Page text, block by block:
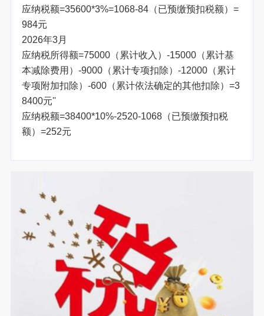
应纳税额=35600*3%=1068-84（已预缴预扣税额）=
984元
2026年3月
应纳税所得额=75000（累计收入）-15000（累计基
本减除费用）-9000（累计专项扣除）-12000（累计
专项附加扣除）-600（累计依法确定的其他扣除）=3
8400元''
应纳税额=38400*10%-2520-1068（已预缴预扣税
额）=252元